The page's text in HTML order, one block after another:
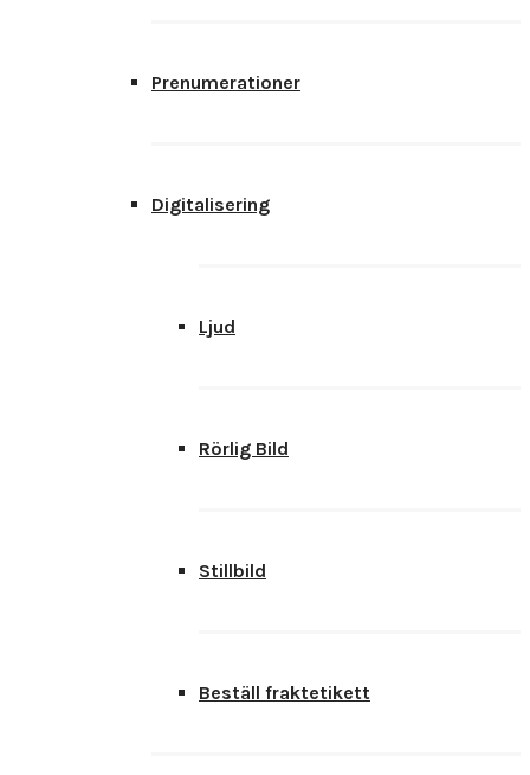
Prenumerationer
Digitalisering
Ljud
Rörlig Bild
Stillbild
Beställ fraktetikett